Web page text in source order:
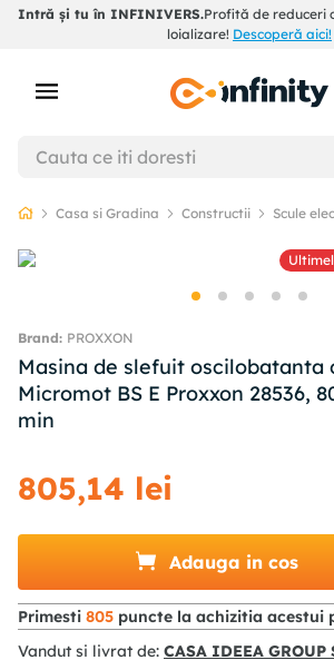
Intră și tu în INFINIVERS.Profită de reduceri
loializare! Descoperă aici!
Casa si Gradina Constructii Scule
PROXXON
Masina de slefuit oscilobatanta
Micromot BS E Proxxon 28536,
min
805,14 lei
Adauga in cos
Primesti 805 puncte la achizitia acestui
Vandut si livrat de: CASA IDEEA GROUP